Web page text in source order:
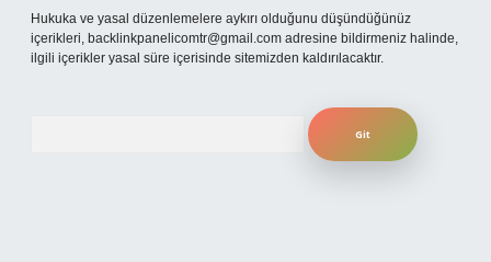
Hukuka ve yasal düzenlemelere aykırı olduğunu düşündüğünüz
içerikleri, backlinkpanelicomtr@gmail.com adresine bildirmeniz halinde,
ilgili içerikler yasal süre içerisinde sitemizden kaldırılacaktır.